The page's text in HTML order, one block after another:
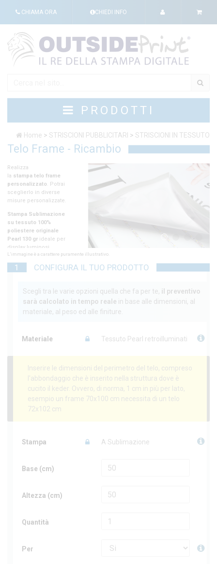
CHIAMA ORA CHIEDI INFO
PRODOTTI
Home > STRISCIONI PUBBLICITARI > STRISCIONI IN TESSUTO
Telo Frame - Ricambio
1 3
L'immagine è a carattere puramente illustrativo.
1 CONFIGURA IL TUO PRODOTTO
Scegli tra le varie opzioni quella che fa per te, il preventivo
sarà calcolato in tempo reale in base alle dimensioni, al
materiale, al peso ed alle finiture.
Materiale Tessuto Pearl retroilluminati
Inserire le dimensioni del perimetro del telo, compreso
l'abbondaggio che è inserito nella struttura dove è
cucito il keder. Ovvero, di norma, 1 cm in più per lato,
esempio un frame 70x100 cm necessita di un telo
72x102 cm
Stampa A Sublimazione
Base (cm)
Altezza (cm)
Quantità
Per